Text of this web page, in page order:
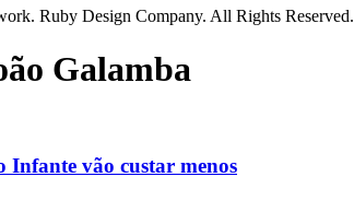
Ruby Design Company. All Rights Reserved.
Galamba
Infante vão custar menos